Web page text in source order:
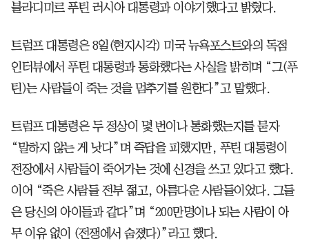
블라디미르 푸틴 러시아 대통령과 이야기했다고 밝혔다.
트럼프 대통령은 8일(현지시각) 미국 뉴욕포스트와의 독점
인터뷰에서 푸틴 대통령과 통화했다는 사실을 밝히며 “그(푸
틴)는 사람들이 죽는 것을 멈추기를 원한다”고 말했다.
트럼프 대통령은 두 정상이 몇 번이나 통화했는지를 묻자
“말하지 않는 게 낫다”며 즉답을 피했지만, 푸틴 대통령이
전장에서 사람들이 죽어가는 것에 신경을 쓰고 있다고 했다.
이어 “죽은 사람들 전부 젊고, 아름다운 사람들이었다. 그들
은 당신의 아이들과 같다”며 “200만명이나 되는 사람이 아
무 이유 없이 (전쟁에서 숨졌다)”라고 했다.